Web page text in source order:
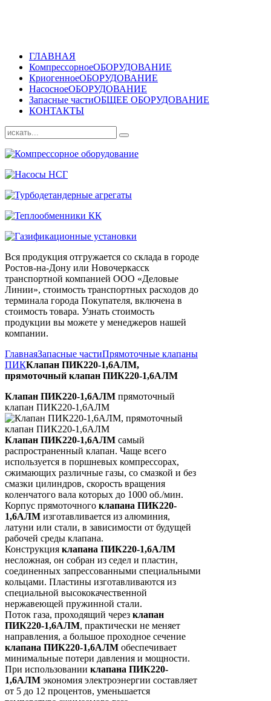
ГЛАВНАЯ
КомпрессорноеОБОРУДОВАНИЕ
КриогенноеОБОРУДОВАНИЕ
НасосноеОБОРУДОВАНИЕ
Запасные частиОБЩЕЕ ОБОРУДОВАНИЕ
КОНТАКТЫ
Вся продукция отгружается со склада в городе
Ростов-на-Дону или Новочеркасск
транспортной компанией ООО «Деловые
Линии», стоимость транспортных расходов до
терминала города Покупателя, включена в
стоимость товара. Узнать стоимость
продукции вы можете у менеджеров нашей
компании.
ГлавнаяЗапасные частиПрямоточные клапаны
ПИККлапан ПИК220-1,6АЛМ,
прямоточный клапан ПИК220-1,6АЛМ
Клапан ПИК220-1,6АЛМ прямоточный
клапан ПИК220-1,6АЛМ
Клапан ПИК220-1,6АЛМ самый
распространенный клапан. Чаще всего
используется в поршневых компрессорах,
сжимающих различные газы, со смазкой и без
смазки цилиндров, скорость вращения
коленчатого вала которых до 1000 об./мин.
Корпус прямоточного клапана ПИК220-
1,6АЛМ изготавливается из алюминия,
латуни или стали, в зависимости от будущей
рабочей среды клапана.
Конструкция клапана ПИК220-1,6АЛМ
несложная, он собран из седел и пластин,
соединенных запрессованными специальными
кольцами. Пластины изготавливаются из
специальной высококачественной
нержавеющей пружинной стали.
Поток газа, проходящий через клапан
ПИК220-1,6АЛМ, практически не меняет
направления, а большое проходное сечение
клапана ПИК220-1,6АЛМ обеспечивает
минимальные потери давления и мощности.
При использовании клапана ПИК220-
1,6АЛМ экономия электроэнергии составляет
от 5 до 12 процентов, уменьшается